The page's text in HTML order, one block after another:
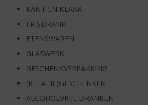
KANT EN KLAAR
FRISDRANK
ETENSWAREN
GLASWERK
GESCHENKVERPAKKING
(RELATIE)GESCHENKEN
ALCOHOLVRIJE DRANKEN